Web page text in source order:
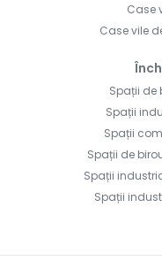
Case
Case vile
Spații de
Spații
Spații
Spații de
Spații
Spații